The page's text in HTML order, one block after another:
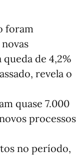
foram
de 4,2%
revela o
quase 7.000
processos
no período,